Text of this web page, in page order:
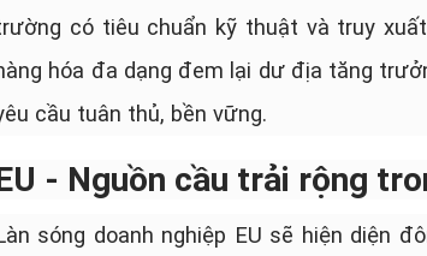
có tiêu chuẩn kỹ thuật và truy
hóa đa dạng đem lại dư địa tăng
cầu tuân thủ, bền vững.
- Nguồn cầu trải rộng
sóng doanh nghiệp EU sẽ hiện diện